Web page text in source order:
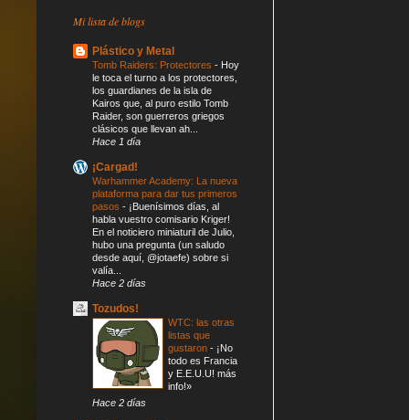
Mi lista de blogs
Plástico y Metal
Tomb Raiders: Protectores - Hoy
le toca el turno a los protectores,
los guardianes de la isla de
Kairos que, al puro estilo Tomb
Raider, son guerreros griegos
clásicos que llevan ah...
Hace 1 día
¡Cargad!
Warhammer Academy: La nueva
plataforma para dar tus primeros
pasos - ¡Buenísimos días, al
habla vuestro comisario Kriger!
En el noticiero miniaturil de Julio,
hubo una pregunta (un saludo
desde aquí, @jotaefe) sobre si
valía...
Hace 2 días
Tozudos!
WTC: las otras
listas que
gustaron - ¡No
todo es Francia
y E.E.U.U! más
info!»
Hace 2 días